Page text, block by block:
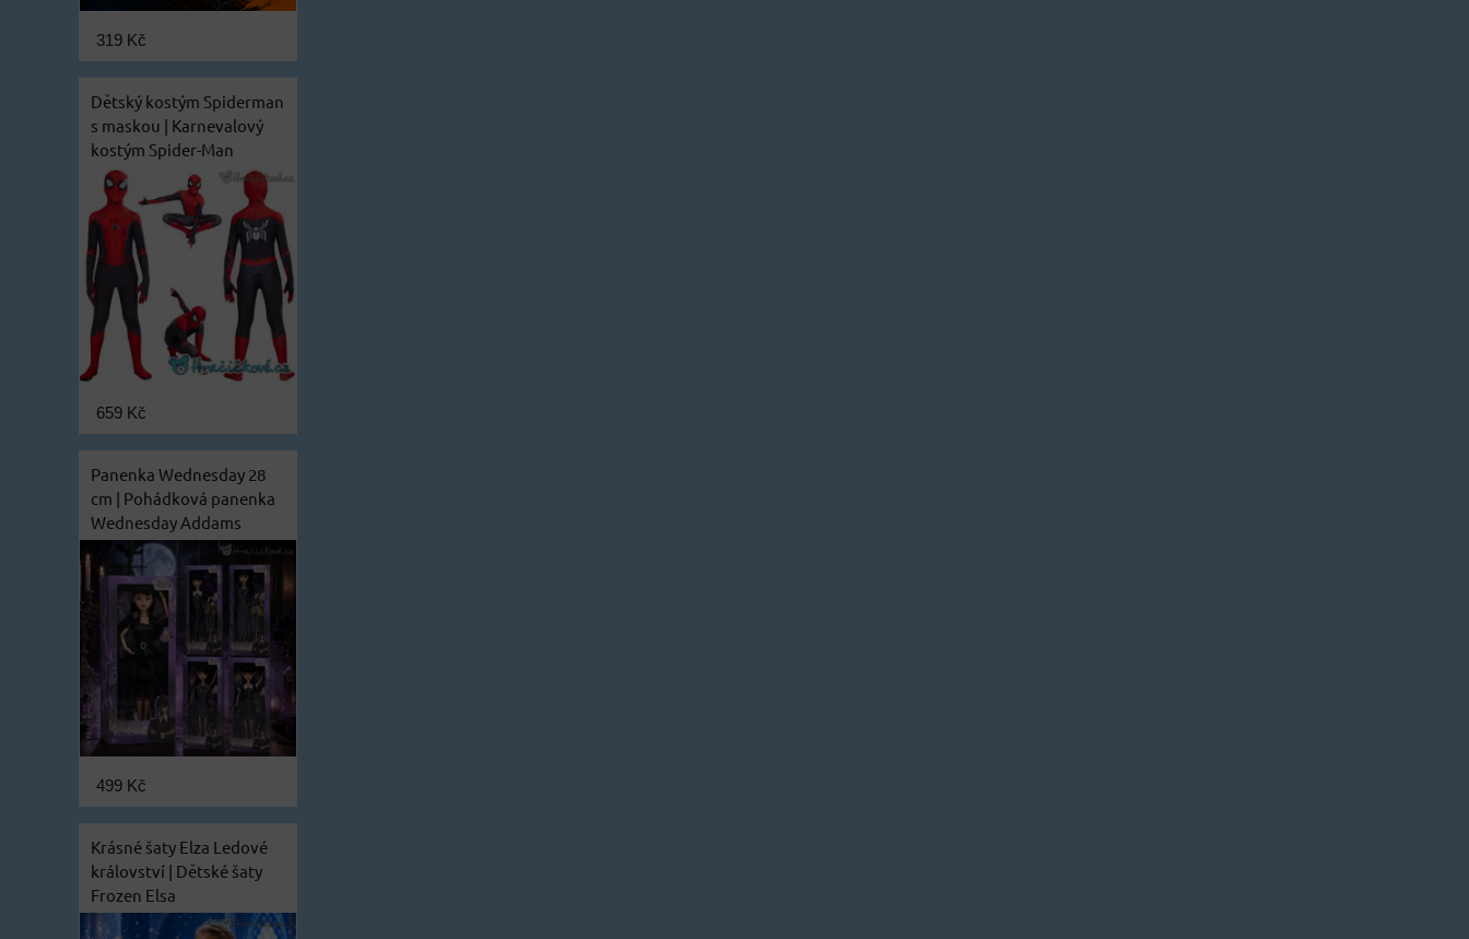
319 Kč
Dětský kostým Spiderman
s maskou | Karnevalový
kostým Spider-Man
659 Kč
Panenka Wednesday 28
cm | Pohádková panenka
Wednesday Addams
499 Kč
Krásné šaty Elza Ledové
království | Dětské šaty
Frozen Elsa